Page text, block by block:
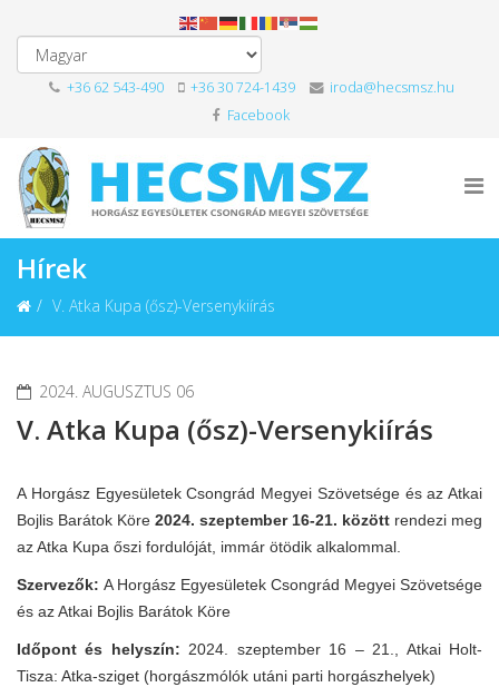
+36 62 543-490 +36 30 724-1439
iroda@hecsmsz.hu
Facebook
Hírek
V. Atka Kupa (ősz)-Versenykiírás
2024. AUGUSZTUS 06
V. Atka Kupa (ősz)-Versenykiírás
A Horgász Egyesületek Csongrád Megyei Szövetsége és az Atkai
Bojlis Barátok Köre 2024. szeptember 16-21. között rendezi meg
az Atka Kupa őszi fordulóját, immár ötödik alkalommal.
Szervezők: A Horgász Egyesületek Csongrád Megyei Szövetsége
és az Atkai Bojlis Barátok Köre
Időpont és helyszín: 2024. szeptember 16 – 21., Atkai Holt-
Tisza: Atka-sziget (horgászmólók utáni parti horgászhelyek)